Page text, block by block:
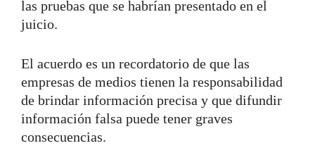
las pruebas que se habrían presentado en el
juicio.
El acuerdo es un recordatorio de que las
empresas de medios tienen la responsabilidad
de brindar información precisa y que difundir
información falsa puede tener graves
consecuencias.